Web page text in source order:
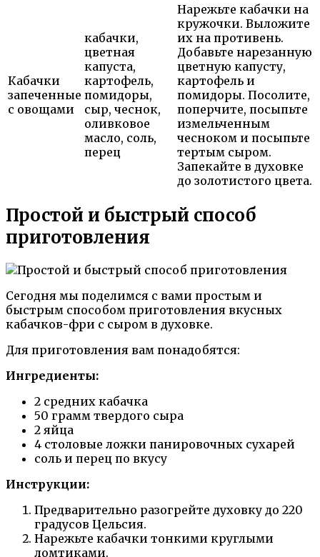
Кабачки
запеченные
с овощами
кабачки,
цветная
капуста,
картофель,
помидоры,
сыр, чеснок,
оливковое
масло, соль,
перец
Нарежьте кабачки на
кружочки. Выложите
их на противень.
Добавьте нарезанную
цветную капусту,
картофель и
помидоры. Посолите,
поперчите, посыпьте
измельченным
чесноком и посыпьте
тертым сыром.
Запекайте в духовке
до золотистого цвета.
Простой и быстрый способ
приготовления
Сегодня мы поделимся с вами простым и
быстрым способом приготовления вкусных
кабачков-фри с сыром в духовке.
Для приготовления вам понадобятся:
Ингредиенты:
2 средних кабачка
50 грамм твердого сыра
2 яйца
4 столовые ложки панировочных сухарей
соль и перец по вкусу
Инструкции:
Предварительно разогрейте духовку до 220
градусов Цельсия.
Нарежьте кабачки тонкими круглыми
ломтиками.